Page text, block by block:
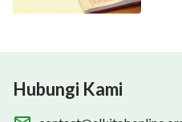
Hubungi Kami